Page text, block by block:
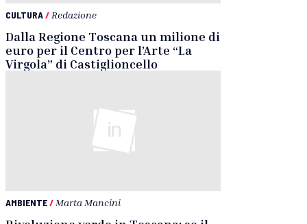
CULTURA/ Redazione
Dalla Regione Toscana un milione di
euro per il Centro per l’Arte “La
Virgola” di Castiglioncello
AMBIENTE/ Marta Mancini